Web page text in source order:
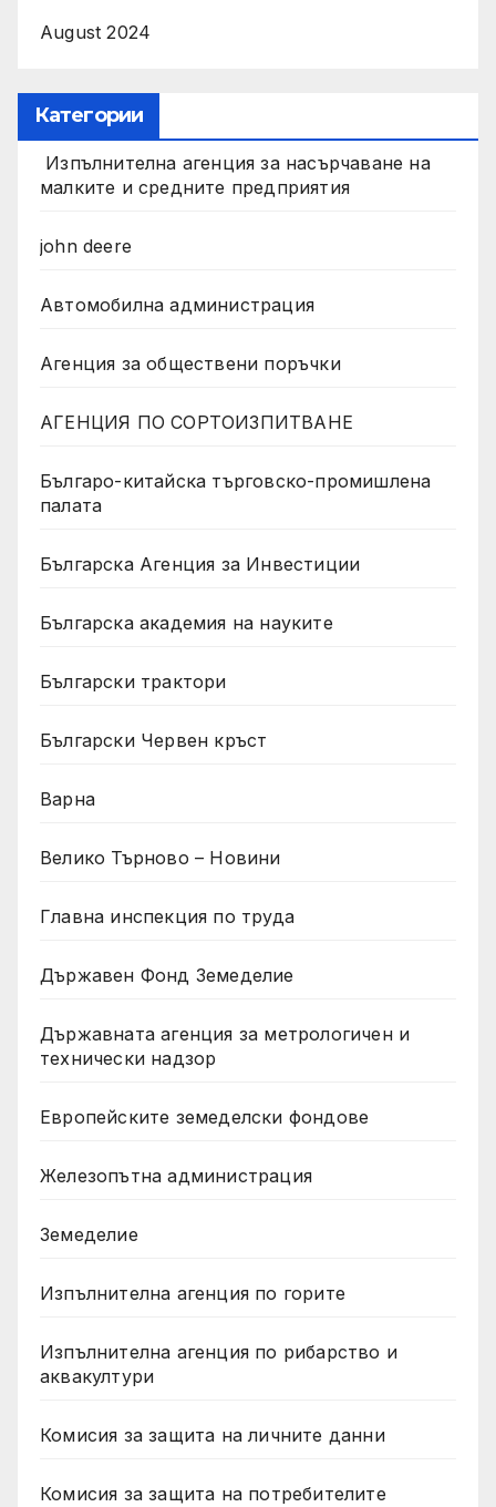
August 2024
Категории
Изпълнителна агенция за насърчаване на
малките и средните предприятия
john deere
Автомобилна администрация
Агенция за обществени поръчки
АГЕНЦИЯ ПО СОРТОИЗПИТВАНЕ
Българо-китайска търговско-промишлена
палата
Българска Агенция за Инвестиции
Българска академия на науките
Български трактори
Български Червен кръст
Варна
Велико Търново – Новини
Главна инспекция по труда
Държавен Фонд Земеделие
Държавната агенция за метрологичен и
технически надзор
Европейските земеделски фондове
Железопътна администрация
Земеделие
Изпълнителна агенция по горите
Изпълнителна агенция по рибарство и
аквакултури
Комисия за защита на личните данни
Комисия за защита на потребителите